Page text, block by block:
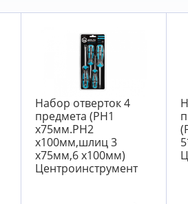
Набор отверток 4
предмета (PH1
x75мм.PH2
x100мм,шлиц 3
x75мм,6 x100мм)
Центроинструмент